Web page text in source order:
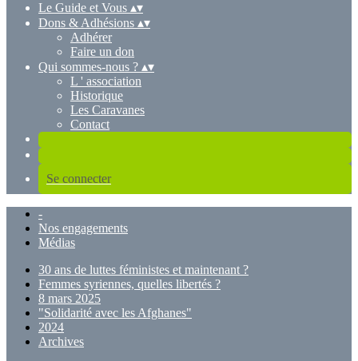
Le Guide et Vous ▴▾
Dons & Adhésions ▴▾
Adhérer
Faire un don
Qui sommes-nous ? ▴▾
L ' association
Historique
Les Caravanes
Contact
Se connecter
-
Nos engagements
Médias
30 ans de luttes féministes et maintenant ?
Femmes syriennes, quelles libertés ?
8 mars 2025
"Solidarité avec les Afghanes"
2024
Archives